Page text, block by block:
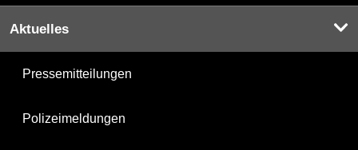
Aktuelles
Pressemitteilungen
Polizeimeldungen